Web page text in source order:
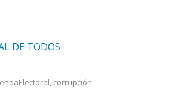
DE TODOS
corrupción